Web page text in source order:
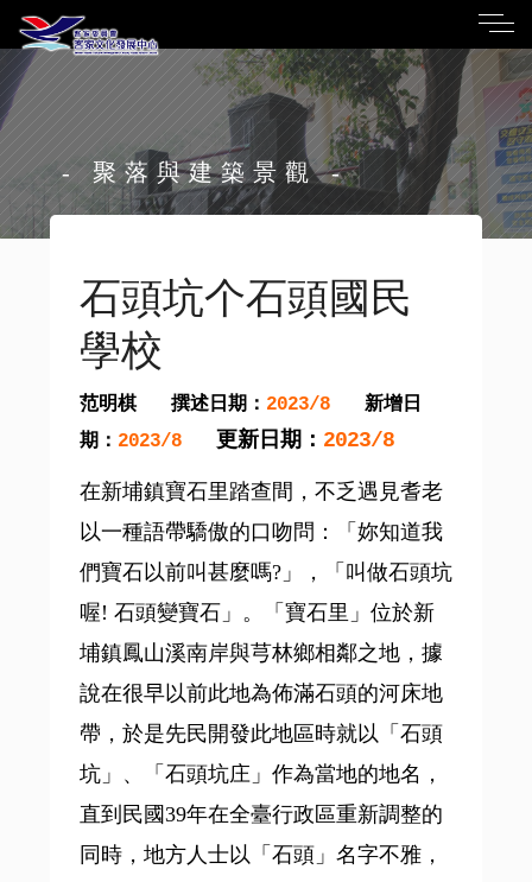
- 聚落與建築景觀 -
石頭坑个石頭國民
學校
范明棋 撰述日期： 2023/8
新增日
期： 2023/8 更新日期： 2023/8
在新埔鎮寶石里踏查間，不乏遇見耆老
以一種語帶驕傲的口吻問：「妳知道我
們寶石以前叫甚麼嗎?」，「叫做石頭坑
喔! 石頭變寶石」。「寶石里」位於新
埔鎮鳳山溪南岸與芎林鄉相鄰之地，據
說在很早以前此地為佈滿石頭的河床地
帶，於是先民開發此地區時就以「石頭
坑」、「石頭坑庄」作為當地的地名，
直到民國39年在全臺行政區重新調整的
同時，地方人士以「石頭」名字不雅，